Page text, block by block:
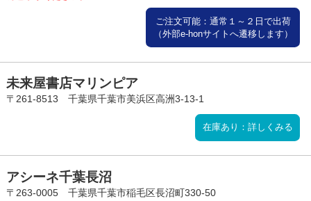
ご注文可能：通常１～２日で出荷
（外部e-honサイトへ遷移します）
未来屋書店マリンピア
〒261-8513 千葉県千葉市美浜区高洲3-13-1
在庫あり：詳しくみる
アシーネ千葉長沼
〒263-0005 千葉県千葉市稲毛区長沼町330-50